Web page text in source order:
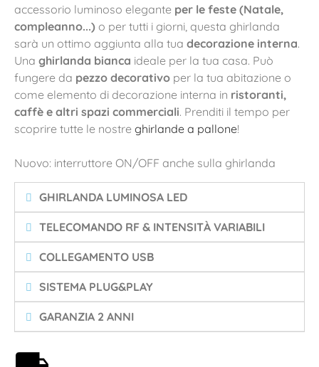
accessorio luminoso elegante per le feste (Natale,
compleanno...) o per tutti i giorni, questa ghirlanda
sarà un ottimo aggiunta alla tua decorazione interna.
Una ghirlanda bianca ideale per la tua casa. Può
fungere da pezzo decorativo per la tua abitazione o
come elemento di decorazione interna in ristoranti,
caffè e altri spazi commerciali. Prenditi il tempo per
scoprire tutte le nostre ghirlande a pallone!
Nuovo: interruttore ON/OFF anche sulla ghirlanda
GHIRLANDA LUMINOSA LED
TELECOMANDO RF & INTENSITÀ VARIABILI
COLLEGAMENTO USB
SISTEMA PLUG&PLAY
GARANZIA 2 ANNI